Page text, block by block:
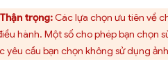
Thận trọng:Các lựa chọn ưu tiên về
hành. Một số cho phép bạn chọn
yêu cầu bạn chọn không sử dụng